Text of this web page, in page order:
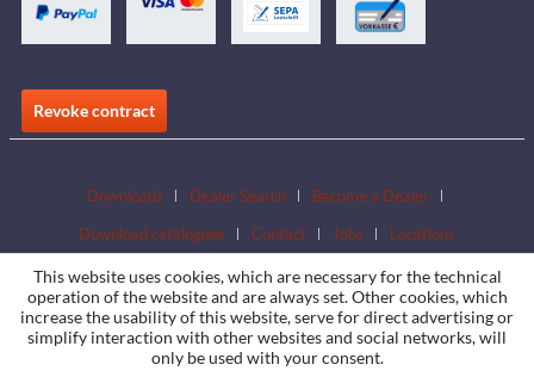
Revoke contract
Downloads Dealer Search
Become a Dealer
Download catalogues
Contact Jobs Locations
This website uses cookies, which are necessary for the technical
operation of the website and are always set. Other cookies, which
increase the usability of this website, serve for direct advertising or
simplify interaction with other websites and social networks, will
only be used with your consent.